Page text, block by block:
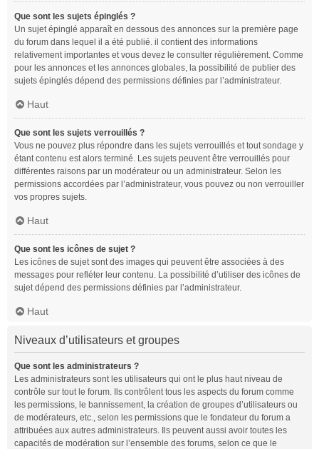
Que sont les sujets épinglés ?
Un sujet épinglé apparaît en dessous des annonces sur la première page
du forum dans lequel il a été publié. il contient des informations
relativement importantes et vous devez le consulter régulièrement. Comme
pour les annonces et les annonces globales, la possibilité de publier des
sujets épinglés dépend des permissions définies par l’administrateur.
Haut
Que sont les sujets verrouillés ?
Vous ne pouvez plus répondre dans les sujets verrouillés et tout sondage y
étant contenu est alors terminé. Les sujets peuvent être verrouillés pour
différentes raisons par un modérateur ou un administrateur. Selon les
permissions accordées par l’administrateur, vous pouvez ou non verrouiller
vos propres sujets.
Haut
Que sont les icônes de sujet ?
Les icônes de sujet sont des images qui peuvent être associées à des
messages pour refléter leur contenu. La possibilité d’utiliser des icônes de
sujet dépend des permissions définies par l’administrateur.
Haut
Niveaux d’utilisateurs et groupes
Que sont les administrateurs ?
Les administrateurs sont les utilisateurs qui ont le plus haut niveau de
contrôle sur tout le forum. Ils contrôlent tous les aspects du forum comme
les permissions, le bannissement, la création de groupes d’utilisateurs ou
de modérateurs, etc., selon les permissions que le fondateur du forum a
attribuées aux autres administrateurs. Ils peuvent aussi avoir toutes les
capacités de modération sur l’ensemble des forums, selon ce que le